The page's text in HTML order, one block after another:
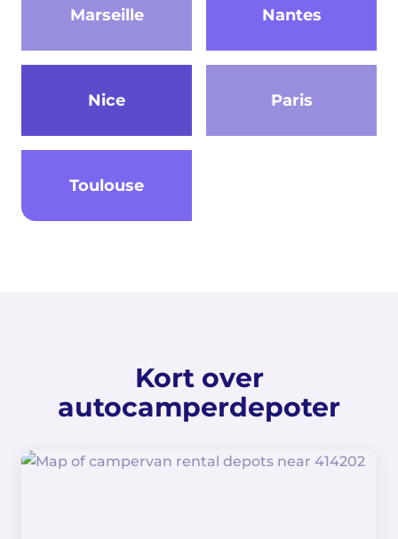
Marseille Nantes
Nice Paris
Toulouse
Kort over
autocamperdepoter